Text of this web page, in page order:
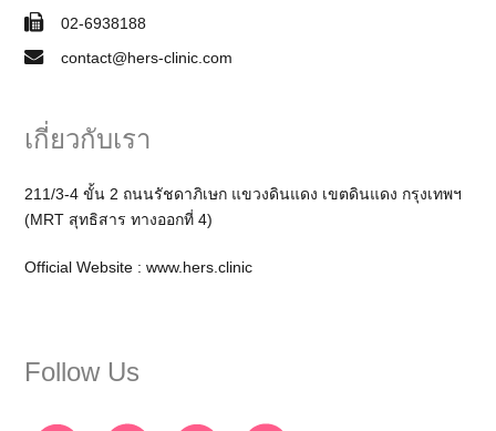
02-6938188
contact@hers-clinic.com
เกี่ยวกับเรา
211/3-4 ขั้น 2 ถนนรัชดาภิเษก แขวงดินแดง เขตดินแดง กรุงเทพฯ
(MRT สุทธิสาร ทางออกที่ 4)
Official Website :www.hers.clinic
Follow Us